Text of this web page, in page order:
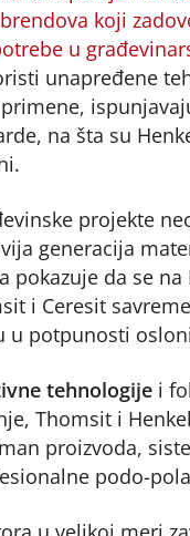
koji
u
unapređene
na šta su
projekte
generacija
pokazuje da se na
i Ceresit
u potpunosti
tehnologije i
Thomsit i
proizvoda,
podo-